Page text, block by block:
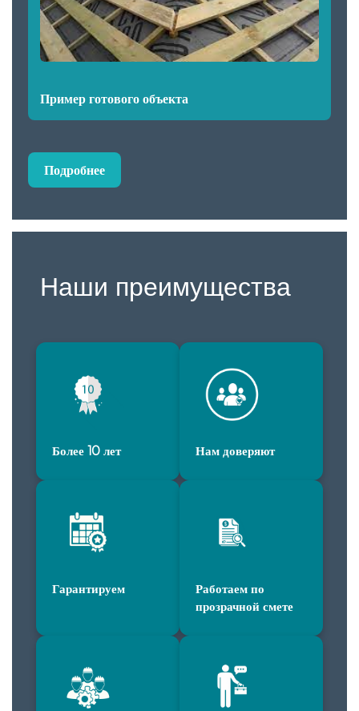
Пример готового объекта
Подробнее
Наши преимущества
Более 10 лет Нам доверяют
Гарантируем
Работаем по
прозрачной смете